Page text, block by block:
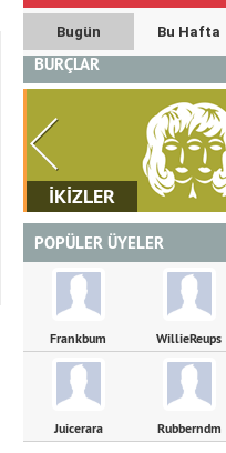
Bugün Bu Hafta
BURÇLAR
İKİZLER
POPÜLER ÜYELER
Frankbum WillieReups
Juicerara Rubberndm